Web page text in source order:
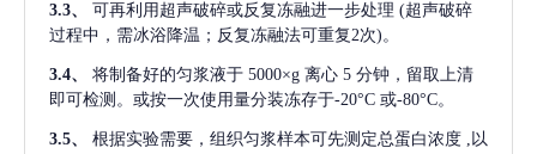
3.3、 可再利用超声破碎或反复冻融进一步处理 (超声破碎
过程中，需冰浴降温；反复冻融法可重复2次)。
3.4、 将制备好的匀浆液于 5000×g 离心 5 分钟，留取上清
即可检测。或按一次使用量分装冻存于-20°C 或-80°C。
3.5、 根据实验需要，组织匀浆样本可先测定总蛋白浓度 ,以